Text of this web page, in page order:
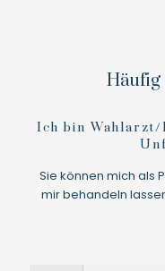
Häufig
Ich bin
Sie können mich als
mir behandeln